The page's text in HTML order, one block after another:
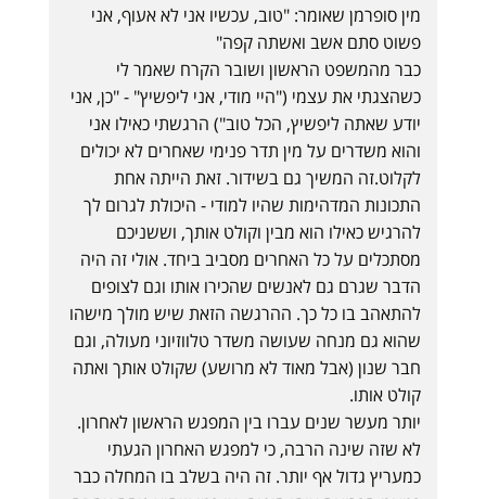
מין סופרמן שאומר: "טוב, עכשיו אני לא אעוף, אני
פשוט סתם אשב ואשתה קפה"
כבר מהמשפט הראשון ושובר הקרח שאמר לי
כשהצגתי את עצמי ("היי מודי, אני ליפשיץ" - "כן, אני
יודע שאתה ליפשיץ, הכל טוב") הרגשתי כאילו אני
והוא משדרים על מין תדר פנימי שאחרים לא יכולים
לקלוט.זה המשיך גם בשידור. זאת הייתה אחת
התכונות המדהימות שהיו למודי - היכולת לגרום לך
להרגיש כאילו הוא מבין וקולט אותך, וששניכם
מסתכלים על כל האחרים מסביב ביחד. אולי זה היה
הדבר שגרם גם לאנשים שהכירו אותו וגם לצופים
להתאהב בו כל כך. ההרגשה הזאת שיש מולך מישהו
שהוא גם מנחה שעושה משדר טלווזיוני מעולה, וגם
חבר שנון (אבל מאוד לא מרושע) שקולט אותך ואתה
קולט אותו.
יותר מעשר שנים עברו בין המפגש הראשון לאחרון.
לא שזה שינה הרבה, כי למפגש האחרון הגעתי
כמעריץ גדול אף יותר. זה היה בשלב בו המחלה כבר